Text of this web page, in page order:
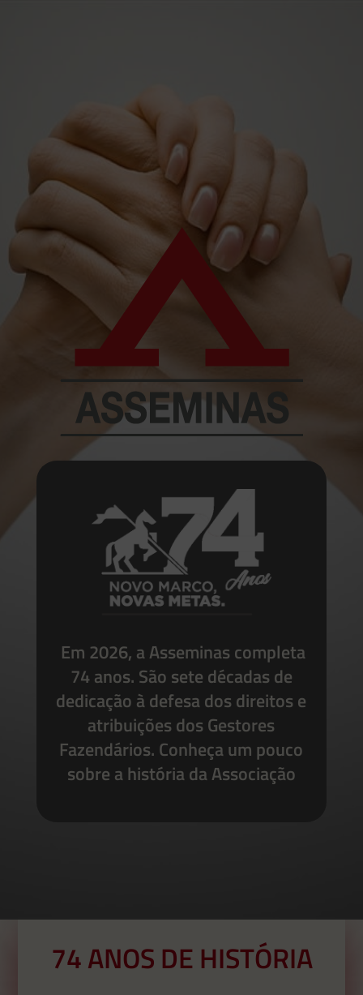
Em 2026, a Asseminas completa
74 anos. São sete décadas de
dedicação à defesa dos direitos e
atribuições dos Gestores
Fazendários. Conheça um pouco
sobre a história da Associação
74 ANOS DE HISTÓRIA